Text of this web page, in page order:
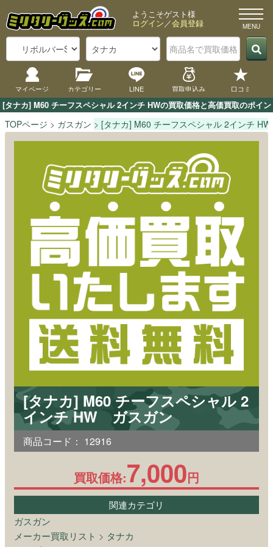
[タナカ] M60 チーフスペシャル 2インチ HWの買取価格と高価買取のポイ
ようこそゲスト様
ログイン／会員登録
マイページ カテゴリー LINE 買取申込み 口コミ
TOPページ ガスガン [タナカ] M60 チーフスペシャル 2インチ HW
[タナカ] M60 チーフスペシャル 2
インチ HW ガスガン
商品コード： 12916
買取価格:7,000円
関連カテゴリ
ガスガン
メーカー買取リスト > タナカ